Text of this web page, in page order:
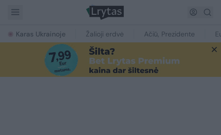
Karas Ukrainoje Žalioji erdvė Ačiū, Prezidente